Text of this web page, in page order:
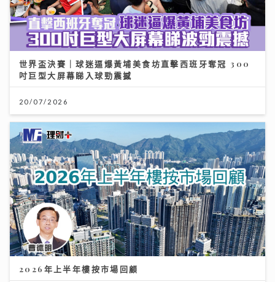
世界盃決賽｜球迷逼爆黃埔美食坊直擊西班牙奪冠 300
吋巨型大屏幕睇入球勁震撼
20/07/2026
2026年上半年樓按市場回顧